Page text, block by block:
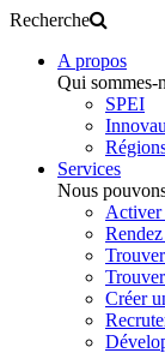
Recherche
A propos
Qui sommes-
SPEI
Services
Nous
Activer
Créer